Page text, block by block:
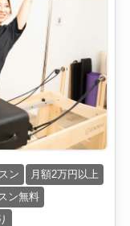
ン
月額2万円以上
ン無料